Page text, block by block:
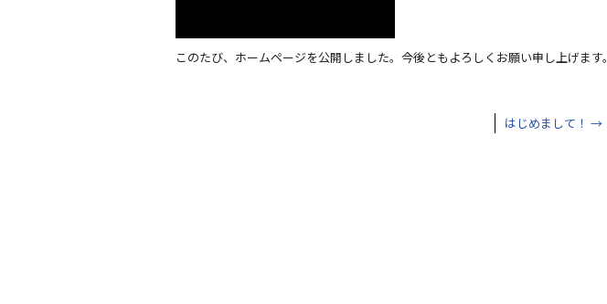
このたび、ホームページを公開しました。今後ともよろしくお願い申し上げます。
はじめまして！ →